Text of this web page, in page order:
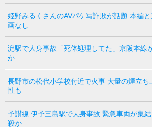
姫野みるくさんのAVパケ写詐欺が話題 本編
画なし
淀駅で人身事故「死体処理してた」京阪本線
か
長野市の松代小学校付近で火事 大量の煙立ち
性も
予讃線 伊予三島駅で人身事故 緊急車両が集
殺か